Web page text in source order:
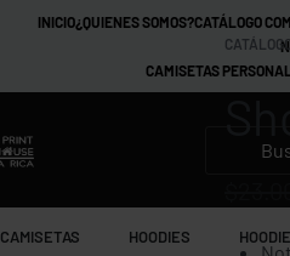
INICIO¿QUIENES SOMOS?CATÁLOGO
CAMISETAS
CAMISETAS
HOODIES